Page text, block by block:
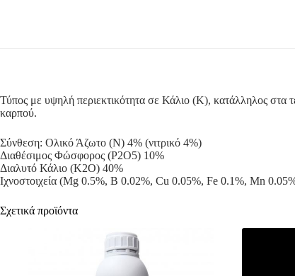
Τύπος με υψηλή περιεκτικότητα σε Κάλιο (K), κατάλληλος στα
καρπού.
Σύνθεση: Ολικό Άζωτο (Ν) 4% (νιτρικό 4%)
Διαθέσιμος Φώσφορος (P2O5) 10%
Διαλυτό Κάλιο (K2O) 40%
Ιχνοστοιχεία (Mg 0.5%, B 0.02%, Cu 0.05%, Fe 0.1%, Mn
Σχετικά προϊόντα